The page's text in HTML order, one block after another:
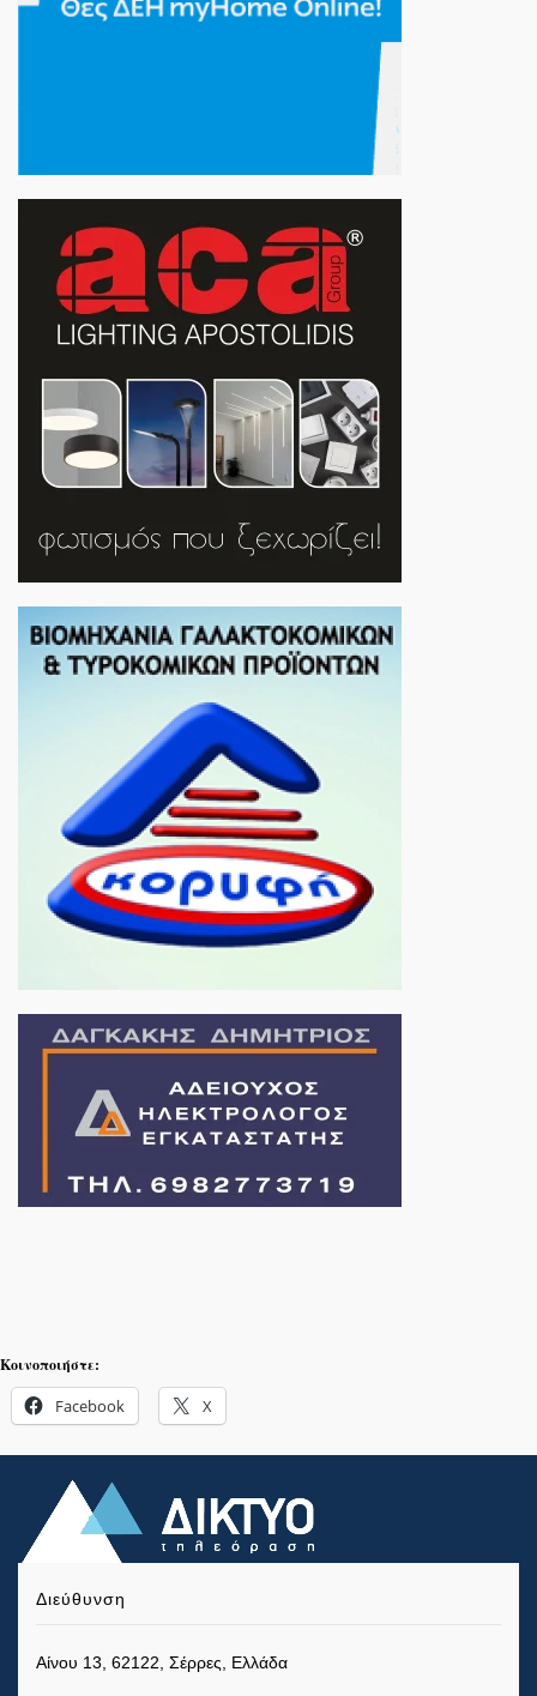
Κοινοποιήστε:
Facebook X
Διεύθυνση
Αίνου 13, 62122, Σέρρες, Ελλάδα